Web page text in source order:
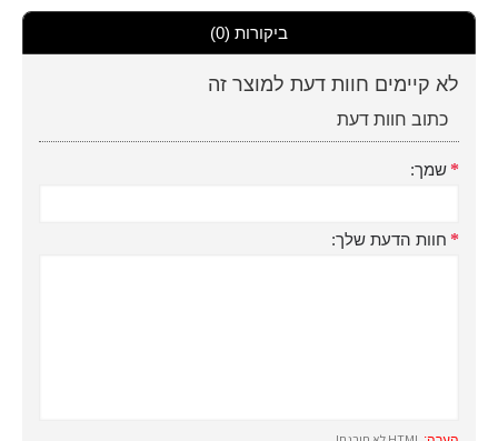
ביקורות (0)
לא קיימים חוות דעת למוצר זה
כתוב חוות דעת
שמך:
חוות הדעת שלך: